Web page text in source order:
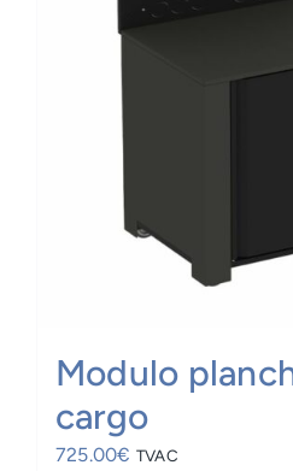
Modulo
cargo
725.00€ TVAC